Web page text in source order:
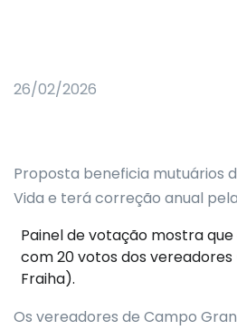
26/02/2026
Proposta beneficia mutuários
Vida e terá correção anual
Painel de votação mostra
com 20 votos dos vereadores
Fraiha).
Os vereadores de Campo